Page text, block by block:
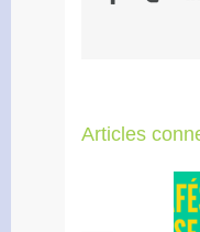
Articles